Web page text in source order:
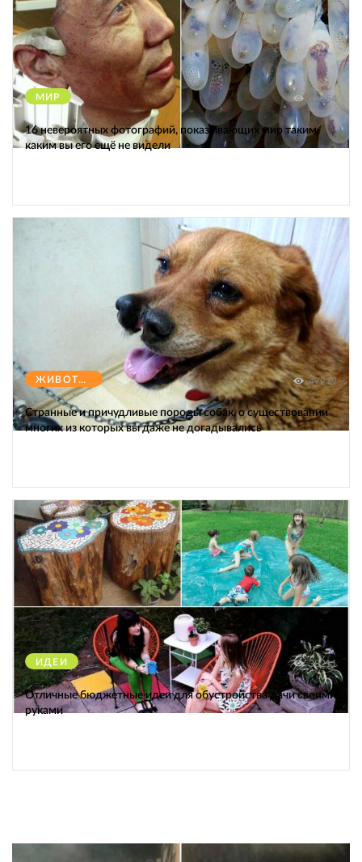
МИР 12154
16 невероятных фотографий, показывающих мир таким,
каким вы его ещё не видели
ЖИВОТНЫЕ 47219
Странные и причудливые породы собак, о существовании
многих из которых вы даже не догадывались
ИДЕИ 38211
Отличные бюджетные идеи для обустройства дачи своими
руками